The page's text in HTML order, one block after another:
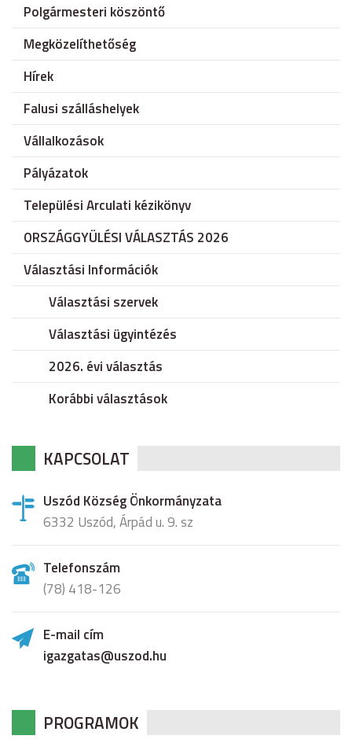
Polgármesteri köszöntő
Megközelíthetőség
Hírek
Falusi szálláshelyek
Vállalkozások
Pályázatok
Települési Arculati kézikönyv
ORSZÁGGYÜLÉSI VÁLASZTÁS 2026
Választási Információk
Választási szervek
Választási ügyintézés
2026. évi választás
Korábbi választások
KAPCSOLAT
Uszód Község Önkormányzata
6332 Uszód, Árpád u. 9. sz
Telefonszám
(78) 418-126
E-mail cím
igazgatas@uszod.hu
PROGRAMOK